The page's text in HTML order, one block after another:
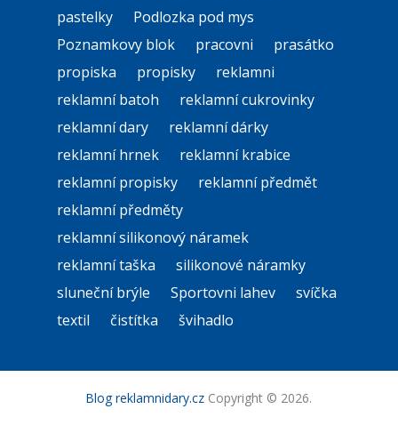
pastelky
Podlozka pod mys
Poznamkovy blok
pracovni
prasátko
propiska
propisky
reklamni
reklamní batoh
reklamní cukrovinky
reklamní dary
reklamní dárky
reklamní hrnek
reklamní krabice
reklamní propisky
reklamní předmět
reklamní předměty
reklamní silikonový náramek
reklamní taška
silikonové náramky
sluneční brýle
Sportovni lahev
svíčka
textil
čistítka švihadlo
Blog reklamnidary.cz Copyright © 2026.